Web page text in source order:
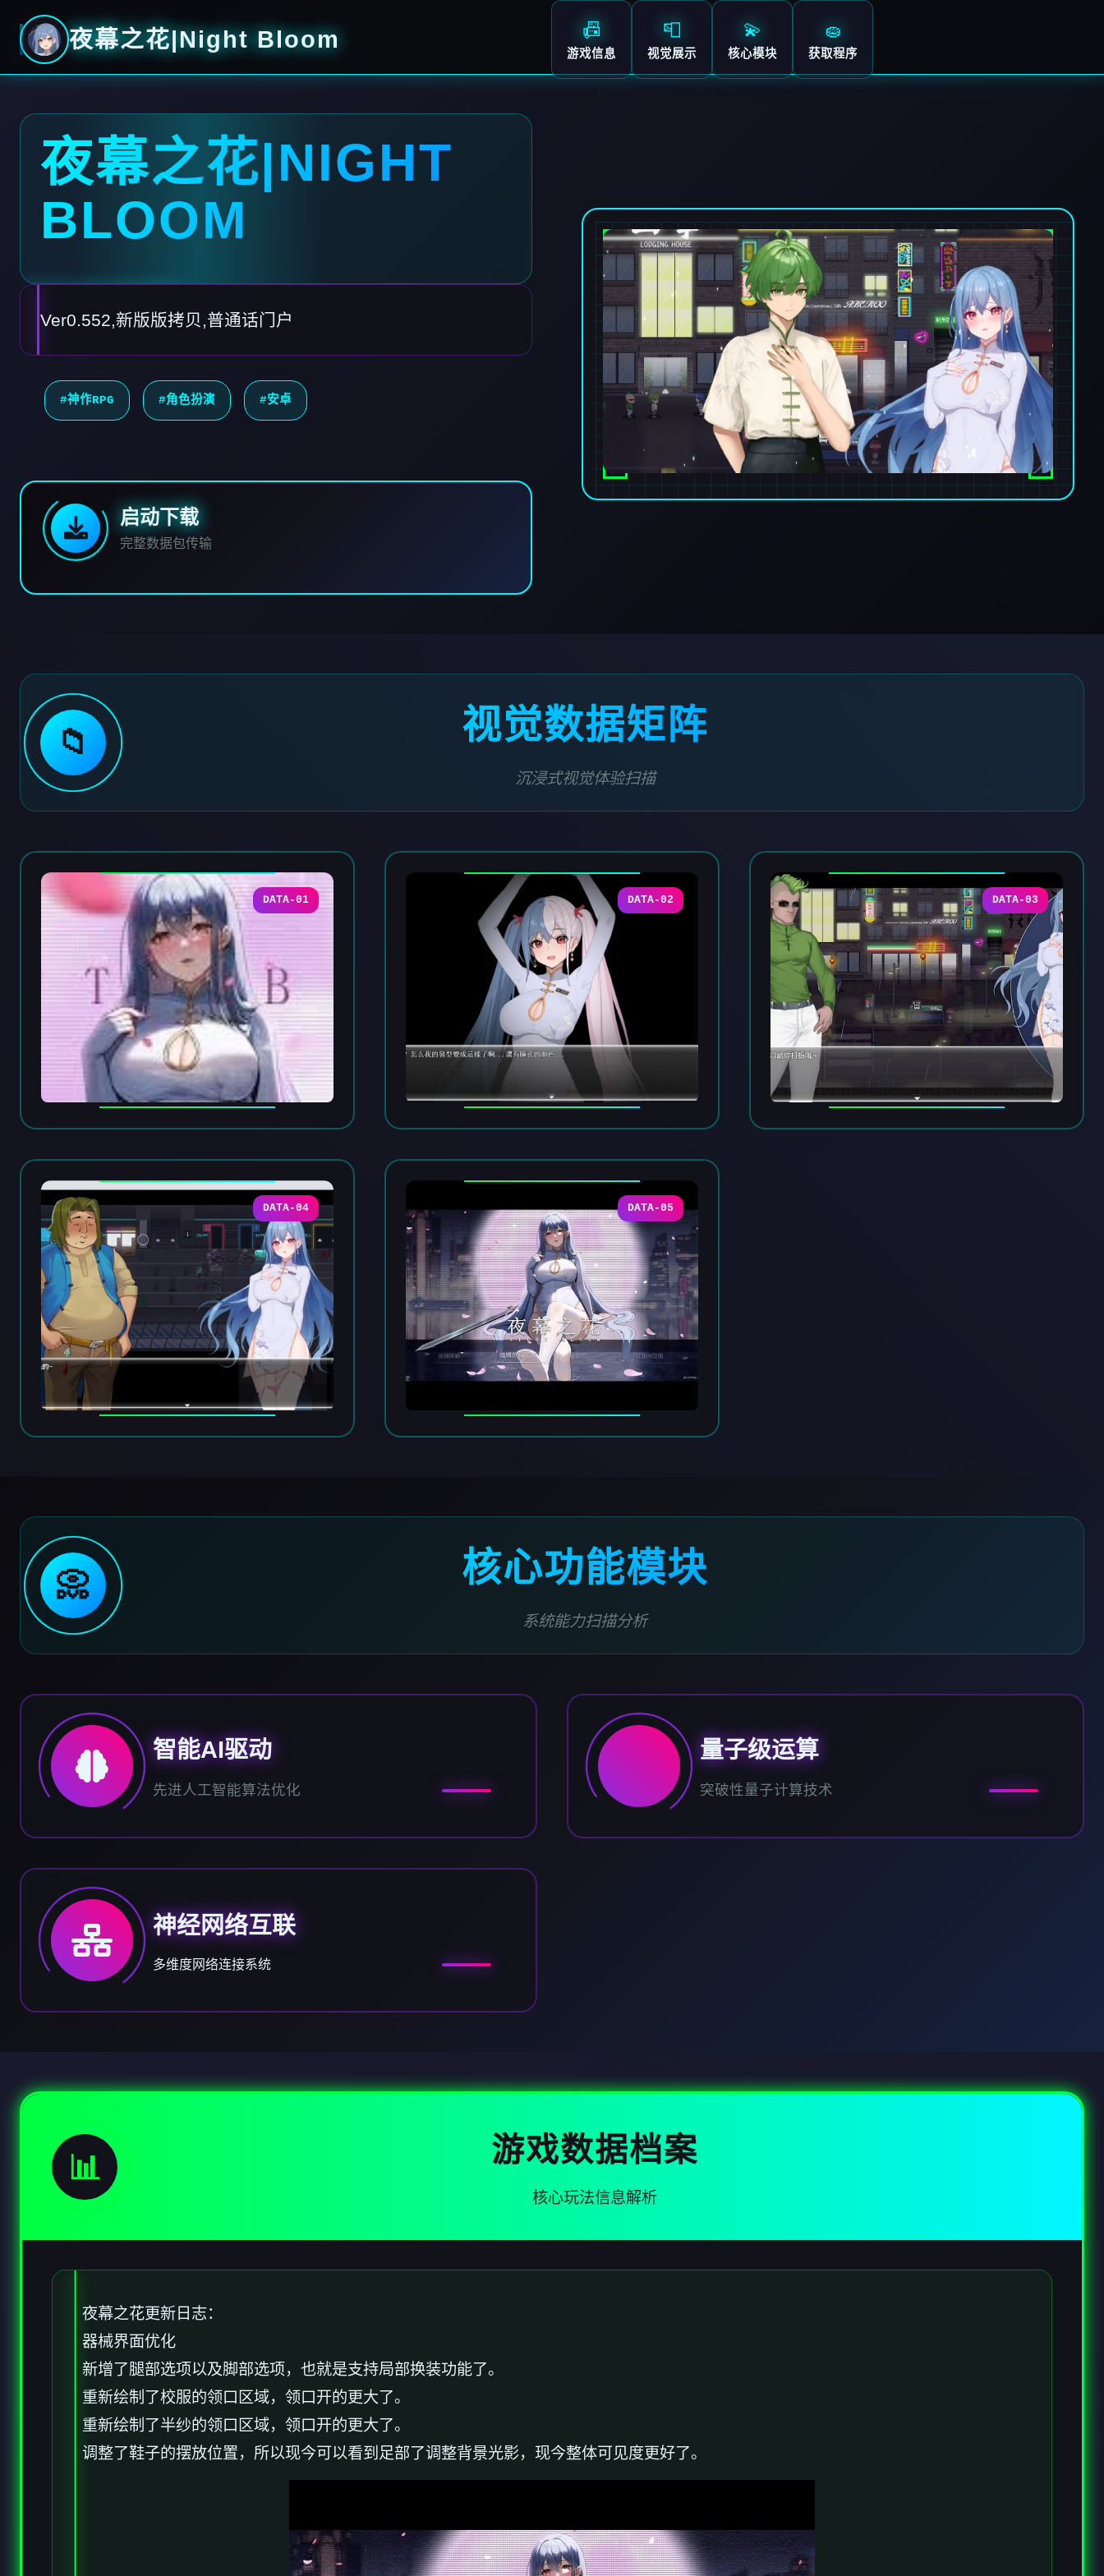
夜幕之花|Night Bloom 📠
游戏信息
📮
视觉展示
💫
核心模块
🧽
获取程序
夜幕之花|NIGHT
BLOOM
Ver0.552,新版版拷贝,普通话门户
#神作RPG #角色扮演 #安卓
启动下载
完整数据包传输
📁 视觉数据矩阵
沉浸式视觉体验扫描
DATA-01 DATA-02 DATA-03
DATA-04 DATA-05
📀 核心功能模块
系统能力扫描分析
智能AI驱动
先进人工智能算法优化
量子级运算
突破性量子计算技术
神经网络互联
多维度网络连接系统
📊 游戏数据档案
核心玩法信息解析
夜幕之花更新日志：
器械界面优化
新增了腿部选项以及脚部选项，也就是支持局部换装功能了。
重新绘制了校服的领口区域，领口开的更大了。
重新绘制了半纱的领口区域，领口开的更大了。
调整了鞋子的摆放位置，所以现今可以看到足部了调整背景光影，现今整体可见度更好了。